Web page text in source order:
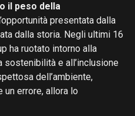
il peso della
presentata dalla
dalla storia. Negli ultimi 16
ha ruotato intorno alla
sostenibilità e all’inclusione
dell’ambiente,
errore, allora lo